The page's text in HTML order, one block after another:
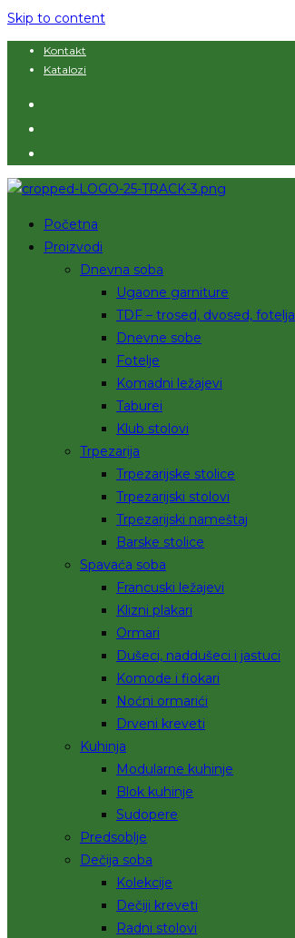
Skip to content
Kontakt
Katalozi
Početna
Proizvodi
Dnevna soba
Ugaone garniture
TDF – trosed, dvosed, fotelja
Dnevne sobe
Fotelje
Komadni ležajevi
Taburei
Klub stolovi
Trpezarija
Trpezarijske stolice
Trpezarijski stolovi
Trpezarijski nameštaj
Barske stolice
Spavaća soba
Francuski ležajevi
Klizni plakari
Ormari
Dušeci, naddušeci i jastuci
Komode i fiokari
Noćni ormarići
Drveni kreveti
Kuhinja
Modularne kuhinje
Blok kuhinje
Sudopere
Predsoblje
Dečija soba
Kolekcije
Dečiji kreveti
Radni stolovi